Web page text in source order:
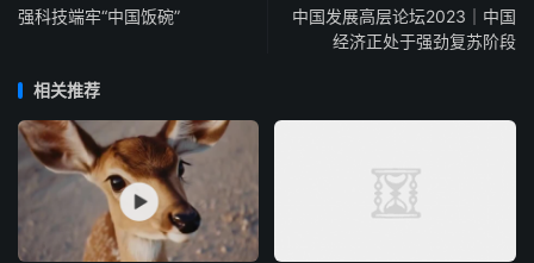
强科技端牢“中国饭碗”
中国发展高层论坛2023｜中国
经济正处于强劲复苏阶段
相关推荐